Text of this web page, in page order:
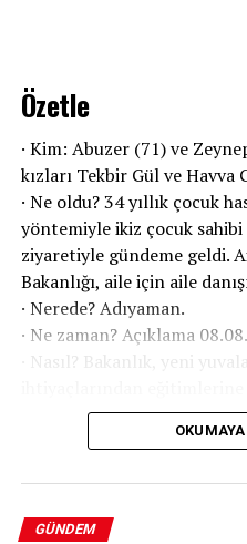
Özetle
· Kim: Abuzer (71) ve
kızları Tekbir Gül ve Havva
· Ne oldu? 34 yıllık çocuk
yöntemiyle ikiz çocuk
ziyaretiyle gündeme geldi.
Bakanlığı, aile için aile
· Nerede? Adıyaman.
· Ne zaman? Açıklama
· Nasıl? Bakanlık, yeni
sağlayacak.
GÜNDEM